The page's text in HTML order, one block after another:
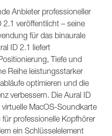
Anbieter professioneller
veröffentlicht – seine
für das binaurale
ID 2.1 liefert
Tiefe und
Reihe leistungsstarker
optimieren und die
verbessern. Die Aural ID
MacOS-Soundkarte
professionelle Kopfhörer
ein Schlüsselelement